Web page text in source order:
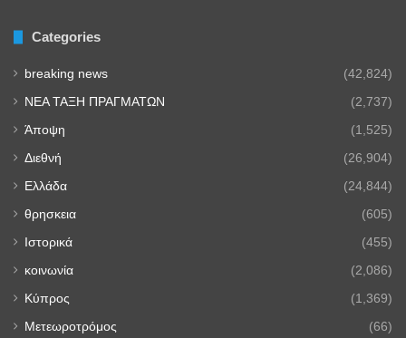
Categories
breaking news (42,824)
NEA TAΞΗ ΠΡΑΓΜΑΤΩΝ (2,737)
Άποψη (1,525)
Διεθνή (26,904)
Ελλάδα (24,844)
θρησκεια (605)
Ιστορικά (455)
κοινωνία (2,086)
Κύπρος (1,369)
Μετεωροτρόμος (66)